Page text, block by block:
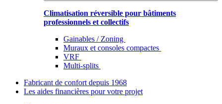
Climatisation réversible pour bâtiments
professionnels et collectifs
Gainables / Zoning
Muraux et consoles compactes
VRF
Multi-splits
Fabricant de confort depuis 1968
Les aides financières pour votre projet